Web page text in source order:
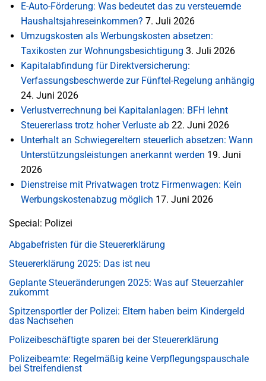
E-Auto-Förderung: Was bedeutet das zu versteuernde
Haushaltsjahreseinkommen? 7. Juli 2026
Umzugskosten als Werbungskosten absetzen:
Taxikosten zur Wohnungsbesichtigung 3. Juli 2026
Kapitalabfindung für Direktversicherung:
Verfassungsbeschwerde zur Fünftel-Regelung anhängig
24. Juni 2026
Verlustverrechnung bei Kapitalanlagen: BFH lehnt
Steuererlass trotz hoher Verluste ab 22. Juni 2026
Unterhalt an Schwiegereltern steuerlich absetzen: Wann
Unterstützungsleistungen anerkannt werden 19. Juni
2026
Dienstreise mit Privatwagen trotz Firmenwagen: Kein
Werbungskostenabzug möglich 17. Juni 2026
Special: Polizei
Abgabefristen für die Steuererklärung
Steuererklärung 2025: Das ist neu
Geplante Steueränderungen 2025: Was auf Steuerzahler
zukommt
Spitzensportler der Polizei: Eltern haben beim Kindergeld
das Nachsehen
Polizeibeschäftigte sparen bei der Steuererklärung
Polizeibeamte: Regelmäßig keine Verpflegungspauschale
bei Streifendienst